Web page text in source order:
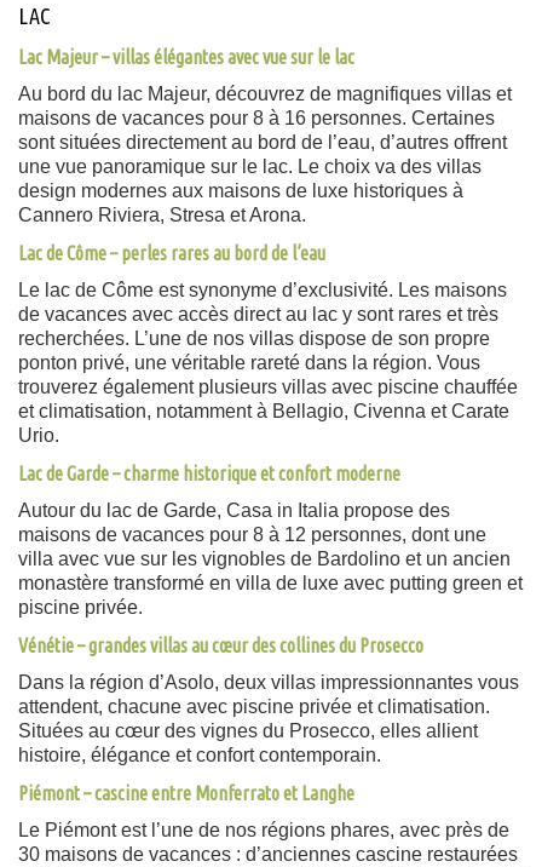
LAC
Lac Majeur – villas élégantes avec vue sur le lac
Au bord du lac Majeur, découvrez de magnifiques villas et
maisons de vacances pour 8 à 16 personnes. Certaines
sont situées directement au bord de l’eau, d’autres offrent
une vue panoramique sur le lac. Le choix va des villas
design modernes aux maisons de luxe historiques à
Cannero Riviera, Stresa et Arona.
Lac de Côme – perles rares au bord de l’eau
Le lac de Côme est synonyme d’exclusivité. Les maisons
de vacances avec accès direct au lac y sont rares et très
recherchées. L’une de nos villas dispose de son propre
ponton privé, une véritable rareté dans la région. Vous
trouverez également plusieurs villas avec piscine chauffée
et climatisation, notamment à Bellagio, Civenna et Carate
Urio.
Lac de Garde – charme historique et confort moderne
Autour du lac de Garde, Casa in Italia propose des
maisons de vacances pour 8 à 12 personnes, dont une
villa avec vue sur les vignobles de Bardolino et un ancien
monastère transformé en villa de luxe avec putting green et
piscine privée.
Vénétie – grandes villas au cœur des collines du Prosecco
Dans la région d’Asolo, deux villas impressionnantes vous
attendent, chacune avec piscine privée et climatisation.
Situées au cœur des vignes du Prosecco, elles allient
histoire, élégance et confort contemporain.
Piémont – cascine entre Monferrato et Langhe
Le Piémont est l’une de nos régions phares, avec près de
30 maisons de vacances : d’anciennes cascine restaurées